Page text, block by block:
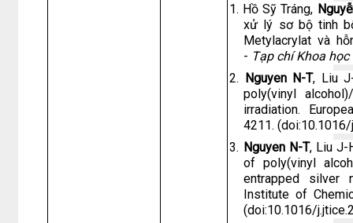
1. Hồ Sỹ Tráng,
xử lý sơ bộ tinh
Metylacrylat và
- Tạp chí Khoa học
2. Nguyen N-T, Liu
poly(vinyl
irradiation.
4211.
3. Nguyen N-T, Liu J-
of poly(vinyl
entrapped silver
Institute of
(doi:10.1016/